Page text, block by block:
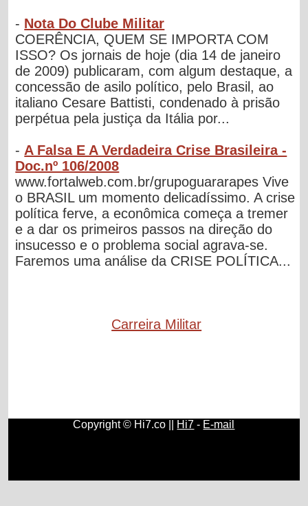
- Nota Do Clube Militar
COERÊNCIA, QUEM SE IMPORTA COM
ISSO? Os jornais de hoje (dia 14 de janeiro
de 2009) publicaram, com algum destaque, a
concessão de asilo político, pelo Brasil, ao
italiano Cesare Battisti, condenado à prisão
perpétua pela justiça da Itália por...
- A Falsa E A Verdadeira Crise Brasileira -
Doc.nº 106/2008
www.fortalweb.com.br/grupoguararapes Vive
o BRASIL um momento delicadíssimo. A crise
política ferve, a econômica começa a tremer
e a dar os primeiros passos na direção do
insucesso e o problema social agrava-se.
Faremos uma análise da CRISE POLÍTICA...
Carreira Militar
Copyright © Hi7.co || Hi7 - E-mail